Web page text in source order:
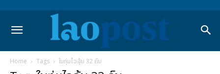
Home Tags ໃນກຸ່ມໄວລຸ້ນ 32 ຄົນ